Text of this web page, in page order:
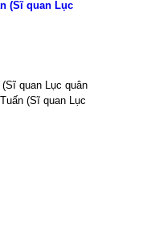
(Sĩ quan Lục
quan Lục quân
(Sĩ quan Lục